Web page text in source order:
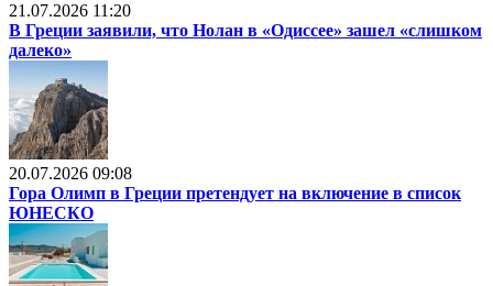
21.07.2026 11:20
В Греции заявили, что Нолан в «Одиссее» зашел «слишком
далеко»
20.07.2026 09:08
Гора Олимп в Греции претендует на включение в список
ЮНЕСКО